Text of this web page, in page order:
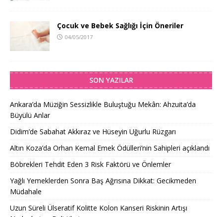
Çocuk ve Bebek Sağlığı İçin Öneriler
04/05/2017
SON YAZILAR
Ankara’da Müziğin Sessizlikle Buluştuğu Mekân: Ahzuita’da
Büyülü Anlar
Didim’de Sabahat Akkıraz ve Hüseyin Uğurlu Rüzgarı
Altın Koza’da Orhan Kemal Emek Ödülleri’nin Sahipleri açıklandı
Böbrekleri Tehdit Eden 3 Risk Faktörü ve Önlemler
Yağlı Yemeklerden Sonra Baş Ağrısına Dikkat: Gecikmeden
Müdahale
Uzun Süreli Ülseratif Kolitte Kolon Kanseri Riskinin Artışı